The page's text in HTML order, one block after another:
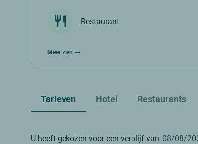
Restaurant
meer zien
Tarieven Hotel Restaurants
U heeft gekozen voor een verblijf van